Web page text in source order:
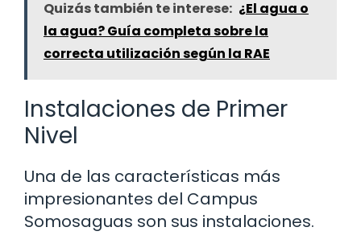
Quizás también te interese: ¿El agua o
la agua? Guía completa sobre la
correcta utilización según la RAE
Instalaciones de Primer
Nivel
Una de las características más
impresionantes del Campus
Somosaguas son sus instalaciones.